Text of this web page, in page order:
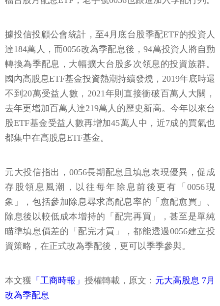
據投信投顧公會統計，至4月底台股季配ETF的投資人
達184萬人，而0056改為季配息後，94萬投資人將自動
轉換為季配息，大幅擴大台股多次領息的投資族群。
國內高股息ETF基金投資熱潮持續發燒，2019年底時還
不到20萬受益人數，2021年則直接衝破百萬人大關，
去年更增加百萬人達219萬人的歷史新高。今年以來台
股ETF基金受益人數再增加45萬人中，近7成的買氣也
都集中在高股息ETF基金。
元大投信指出，0056長期配息且填息表現優異，促成
存股領息風潮，以往每年除息前後更有「0056現
象」，包括參加除息尋求高配息率的「愈配愈買」、
除息後以較低成本增持的「配完再買」，甚至是單純
瞄準填息價差的「配完才買」，都能透過0056建立投
資策略，在正式改為季配後，更可以季季參與。
本文獲 「工商時報」 授權轉載，原文： 元大高股息 7月
改為季配息